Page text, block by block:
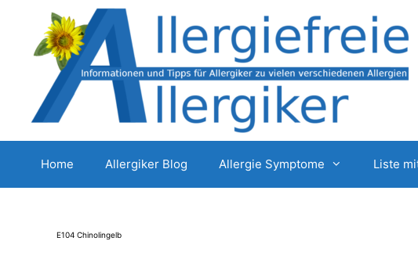
springen
Home Allergiker Blog Allergie Symptome Liste
E104 Chinolingelb